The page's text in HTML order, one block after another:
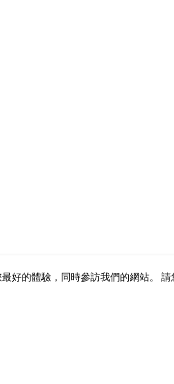
好的體驗，同時參訪我們的網站。 請